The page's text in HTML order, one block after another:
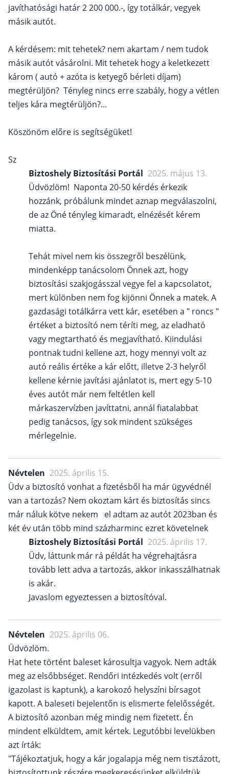
javíthatósági határ 2 200 000.-, így totálkár, vegyek
másik autót.
A kérdésem: mit tehetek? nem akartam / nem tudok
másik autót vásárolni. Mit tehetek hogy a keletkezett
károm ( autó + azóta is ketyegő bérleti díjam)
megtérüljön? Tényleg nincs erre szabály, hogy a vétlen
teljes kára megtérüljön?...
Köszönöm előre is segítségüket!
Sz
Biztoshely Biztosítási Portál 2025. május 13.
Üdvözlöm! Naponta 20-50 kérdés érkezik
hozzánk, próbálunk mindet aznap megválaszolni,
de az Öné tényleg kimaradt, elnézését kérem
miatta.
Tehát mivel nem kis összegről beszélünk,
mindenképp tanácsolom Önnek azt, hogy
biztosítási szakjogásszal vegye fel a kapcsolatot,
mert különben nem fog kijönni Önnek a matek. A
gazdasági totálkárra vett kár, esetében a " roncs "
értéket a biztosító nem téríti meg, az eladható
vagy megtartható és megjavítható. Kiindulási
pontnak tudni kellene azt, hogy mennyi volt az
autó reális értéke a kár előtt, illetve 2-3 helyről
kellene kérnie javítási ajánlatot is, mert egy 5-10
éves autót már nem feltétlen kell
márkaszervízben javíttatni, annál fiatalabbat
pedig tanácsos, így sok mindent szükséges
mérlegelnie.
Névtelen 2025. április 15.
Üdv a biztosító vonhat a fizetésből ha már ügyvédnél
van a tartozás? Nem okoztam kárt és biztosítás sincs
már náluk kötve nekem el adtam az autót 2023ban és
két év után több mind százharminc ezret követelnek
Biztoshely Biztosítási Portál 2025. április 17.
Üdv, láttunk már rá példát ha végrehajtásra
tovább lett adva a tartozás, akkor inkasszálhatnak
is akár.
Javaslom egyeztessen a biztosítóval.
Névtelen 2025. április 06.
Üdvözlöm.
Hat hete történt baleset károsultja vagyok. Nem adták
meg az elsőbbséget. Rendőri intézkedés volt (erről
igazolast is kaptunk), a karokozó helyszíni bírsagot
kapott. A baleseti bejelentőn is elismerte felelősségét.
A biztosító azonban még mindig nem fizetett. Én
mindent elküldtem, amit kértek. Legutóbbi levelükben
azt írták:
"Tájékoztatjuk, hogy a kár jogalapja még nem tisztázott,